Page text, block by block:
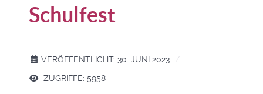
Schulfest
VERÖFFENTLICHT: 30. JUNI 2023
ZUGRIFFE: 5958